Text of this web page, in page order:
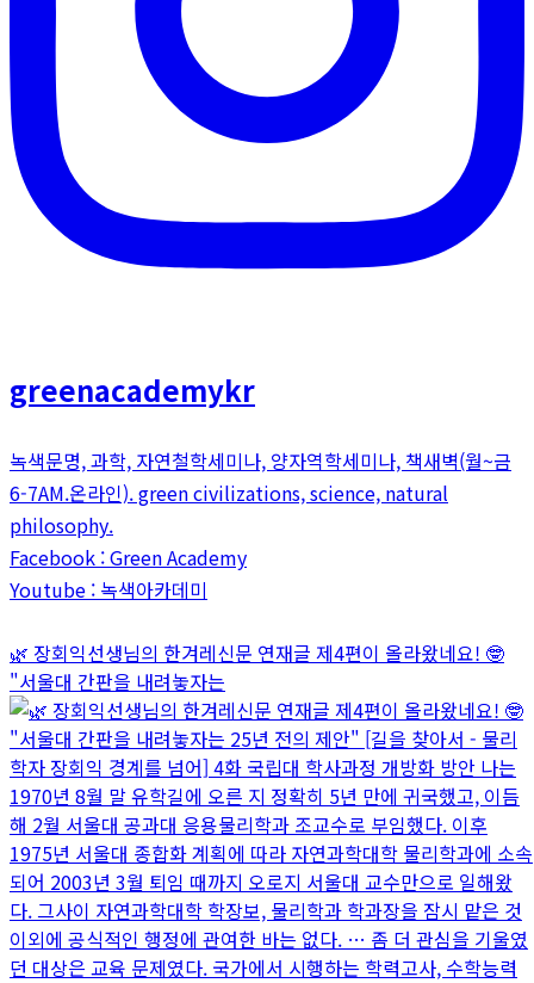
greenacademykr
녹색문명, 과학, 자연철학세미나, 양자역학세미나, 책새벽(월~금
6-7AM.온라인). green civilizations, science, natural
philosophy.
Facebook : Green Academy
Youtube : 녹색아카데미
🌿 장회익선생님의 한겨레신문 연재글 제4편이 올라왔네요! 🤓
"서울대 간판을 내려놓자는